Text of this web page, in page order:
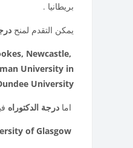
بريطانيا .
يمكن التقدم لمنح
Newcastle,
University in
University,
امادرجة الدكتوراه
of Glasgow